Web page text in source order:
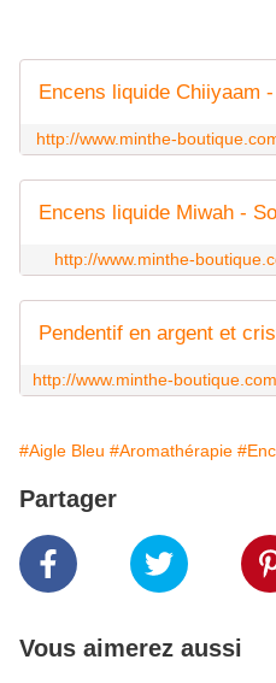
Encens liquide Chiiyaam
http://www.minthe-
Encens liquide Miwah -
http://www.minthe-
Pendentif en argent et
#Aigle Bleu #Aromathérapie
Partager
Vous aimerez aussi